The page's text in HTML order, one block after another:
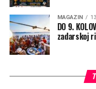
MAGAZIN
DO 9.
zadarskoj